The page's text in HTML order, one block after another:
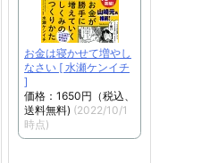
お金は寝かせて増やし
なさい [ 水瀬ケンイチ
]
価格：1650円（税込、
送料無料) (2022/10/1
時点)